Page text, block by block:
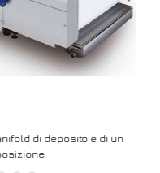
di deposito e di un